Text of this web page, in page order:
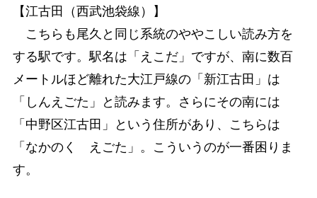
【江古田（西武池袋線）】
こちらも尾久と同じ系統のややこしい読み方を
する駅です。駅名は「えこだ」ですが、南に数百
メートルほど離れた大江戸線の「新江古田」は
「しんえごた」と読みます。さらにその南には
「中野区江古田」という住所があり、こちらは
「なかのく えごた」。こういうのが一番困りま
す。